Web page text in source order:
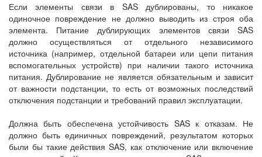
Если элементы связи в SAS дублированы, то никакое
одиночное повреждение не должно выводить из строя оба
элемента. Питание дублирующих элементов связи SAS
должно осуществляться от отдельного независимого
источника (например, отдельной батареи или цепи питания
вспомогательных устройств) при наличии такого источника
питания. Дублирование не является обязательным и зависит
от важности подстанции, то есть от возможных последствий
отключения подстанции и требований правил эксплуатации.
Должна быть обеспечена устойчивость SAS к отказам. Не
должно быть единичных повреждений, результатом которых
были бы такие действия SAS, как отключение или включение